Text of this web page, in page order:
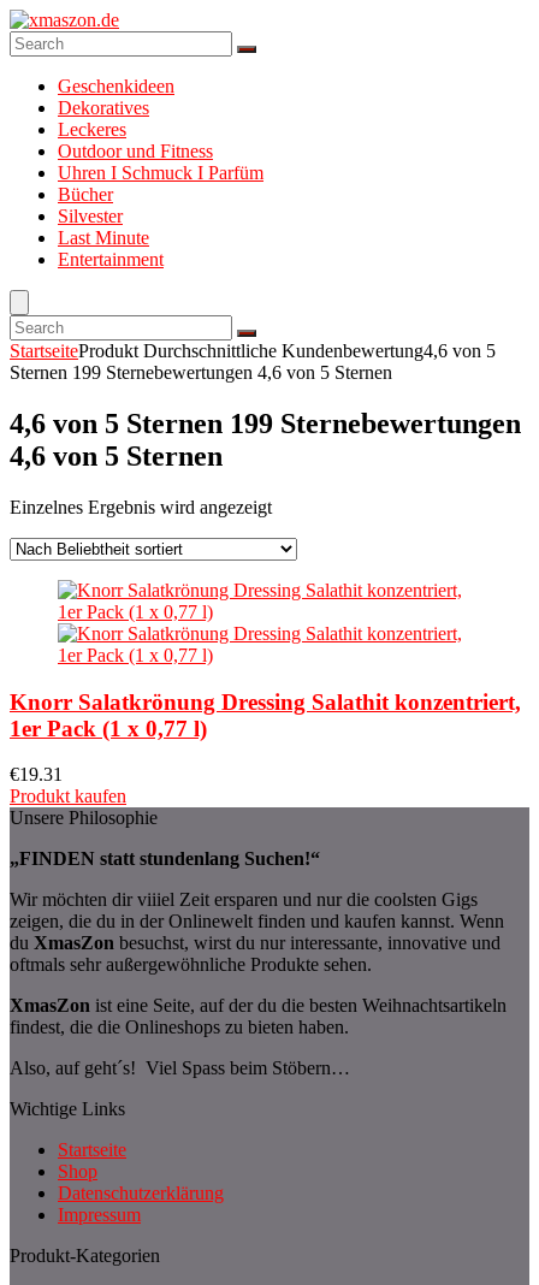
Geschenkideen
Dekoratives
Leckeres
Outdoor und Fitness
Uhren I Schmuck I Parfüm
Bücher
Silvester
Last Minute
Entertainment
StartseiteProdukt Durchschnittliche Kundenbewertung4,6 von 5
Sternen 199 Sternebewertungen 4,6 von 5 Sternen
4,6 von 5 Sternen 199 Sternebewertungen
4,6 von 5 Sternen
Einzelnes Ergebnis wird angezeigt
Knorr Salatkrönung Dressing Salathit konzentriert,
1er Pack (1 x 0,77 l)
€19.31
Produkt kaufen
Unsere Philosophie
„FINDEN statt stundenlang Suchen!“
Wir möchten dir viiiel Zeit ersparen und nur die coolsten Gigs
zeigen, die du in der Onlinewelt finden und kaufen kannst. Wenn
du XmasZon besuchst, wirst du nur interessante, innovative und
oftmals sehr außergewöhnliche Produkte sehen.
XmasZon ist eine Seite, auf der du die besten Weihnachtsartikeln
findest, die die Onlineshops zu bieten haben.
Also, auf geht´s! Viel Spass beim Stöbern…
Wichtige Links
Startseite
Shop
Datenschutzerklärung
Impressum
Produkt-Kategorien